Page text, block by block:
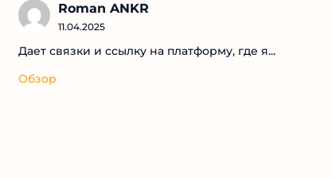
Roman ANKR
11.04.2025
Дает связки и ссылку на платформу, где я...
Обзор